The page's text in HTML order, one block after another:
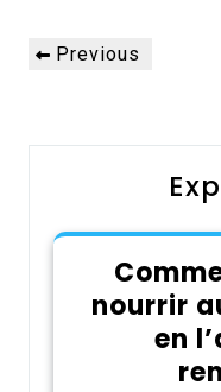
Navigation
dePrevious
Previous
nourrir
en